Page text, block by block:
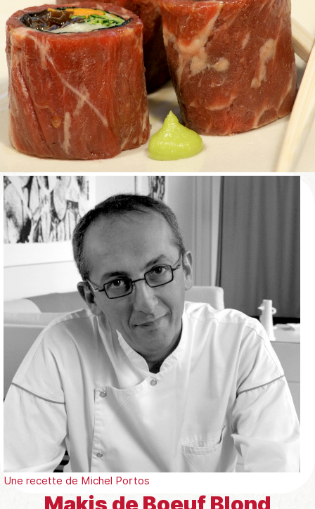
Une recette de Michel Portos